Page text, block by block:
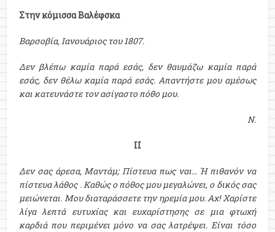
Στην κόμισσα Βαλέφσκα
Βαρσοβία, Ιανουάριος του 1807.
Δεν βλέπω καμία παρά εσάς, δεν θαυμάζω καμία παρά
εσάς, δεν θέλω καμία παρά εσάς. Απαντήστε μου αμέσως
και κατευνάστε τον ασίγαστο πόθο μου.
Ν.
ΙΙ
Δεν σας άρεσα, Μαντάμ; Πίστευα πως ναι… Ή πιθανόν να
πίστευα λάθος . Καθώς ο πόθος μου μεγαλώνει, ο δικός σας
μειώνεται. Μου διαταράσσετε την ηρεμία μου. Αχ! Χαρίστε
λίγα λεπτά ευτυχίας και ευχαρίστησης σε μια φτωχή
καρδιά που περιμένει μόνο να σας λατρέψει. Είναι τόσο